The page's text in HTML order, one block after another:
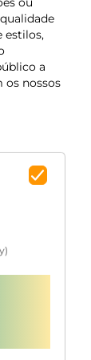
estilos,
a
os nossos